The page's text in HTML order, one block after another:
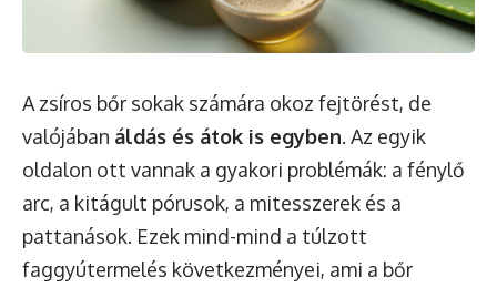
A zsíros bőr sokak számára okoz fejtörést, de
valójában áldás és átok is egyben. Az egyik
oldalon ott vannak a gyakori problémák: a fénylő
arc, a kitágult pórusok, a mitesszerek és a
pattanások. Ezek mind-mind a túlzott
faggyútermelés következményei, ami a bőr